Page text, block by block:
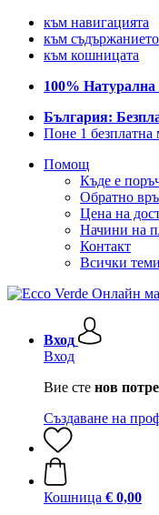
към навигацията
към съдържанието
към кошницата
100% Натурална
България:
Поне 1 безплатна
Помощ
Къде е
Обратно
Цена на
Начини на
Контакт
Всички
Вход
Вход
Вие сте нов
Създаване на
Кошница € 0,00